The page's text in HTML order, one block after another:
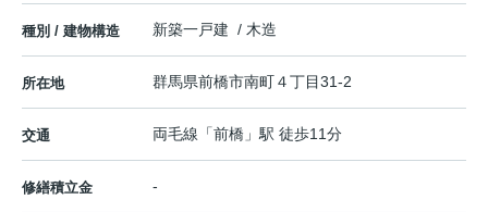
種別 / 建物構造 新築一戸建 / 木造
所在地 群馬県前橋市南町４丁目31-2
交通 両毛線 「前橋 」駅 徒歩11分
修繕積立金 -